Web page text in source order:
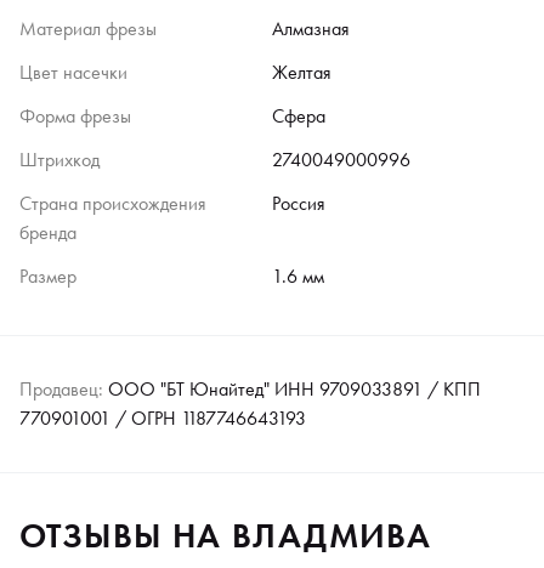
Материал фрезы
Алмазная
Цвет насечки
Желтая
Форма фрезы
Сфера
Штрихкод
2740049000996
Страна происхождения
бренда
Россия
Размер 1.6 мм
Продавец: ООО "БТ Юнайтед" ИНН 9709033891 / КПП
770901001 / ОГРН 1187746643193
ОТЗЫВЫ НА ВЛАДМИВА